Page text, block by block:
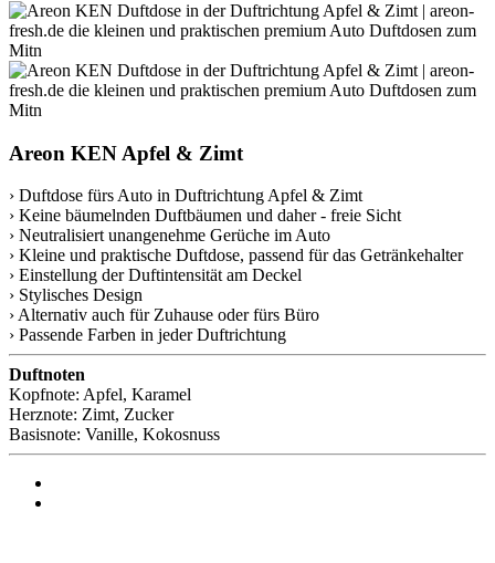
Areon KEN Apfel & Zimt
› Duftdose fürs Auto in Duftrichtung Apfel & Zimt
› Keine bäumelnden Duftbäumen und daher - freie Sicht
› Neutralisiert unangenehme Gerüche im Auto
› Kleine und praktische Duftdose, passend für das Getränkehalter
› Einstellung der Duftintensität am Deckel
› Stylisches Design
› Alternativ auch für Zuhause oder fürs Büro
› Passende Farben in jeder Duftrichtung
Duftnoten
Kopfnote: Apfel, Karamel
Herznote: Zimt, Zucker
Basisnote: Vanille, Kokosnuss